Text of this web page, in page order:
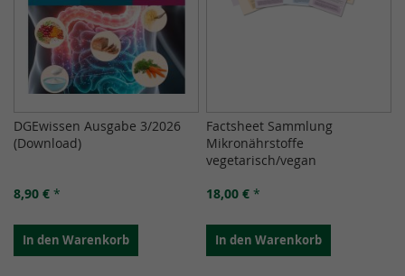
DGEwissen Ausgabe 3/2026
(Download)
8,90 € *
In den Warenkorb
Factsheet Sammlung
Mikronährstoffe
vegetarisch/vegan
18,00 € *
In den Warenkorb